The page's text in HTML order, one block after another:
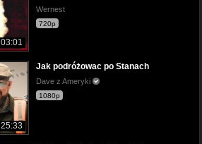
03:01
Wernest
720p
25:33
Jak podróżowac po Stanach
Dave z Ameryki
1080p